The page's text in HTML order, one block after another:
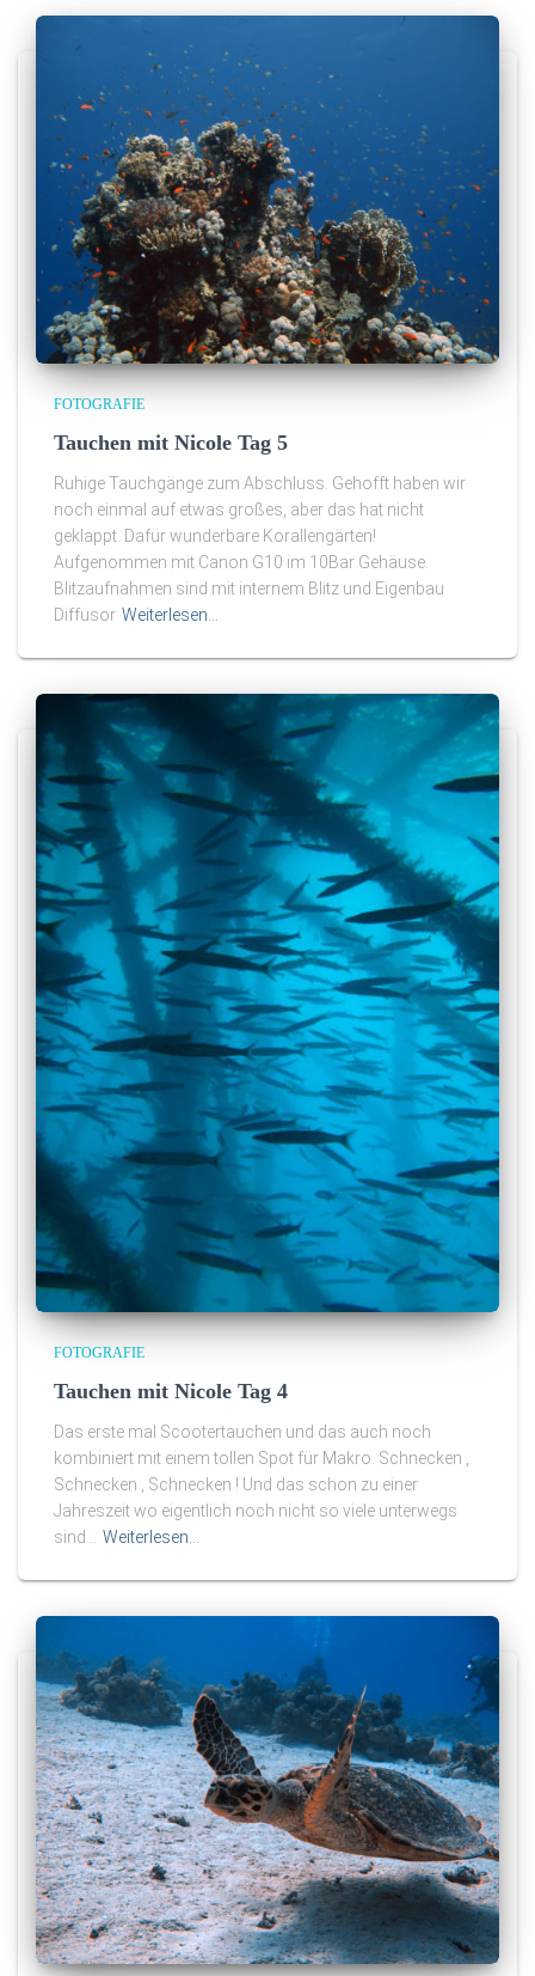
FOTOGRAFIE
Tauchen mit Nicole Tag 5
Ruhige Tauchgänge zum Abschluss. Gehofft haben wir
noch einmal auf etwas großes, aber das hat nicht
geklappt. Dafür wunderbare Korallengärten!
Aufgenommen mit Canon G10 im 10Bar Gehäuse.
Blitzaufnahmen sind mit internem Blitz und Eigenbau
Diffusor Weiterlesen…
FOTOGRAFIE
Tauchen mit Nicole Tag 4
Das erste mal Scootertauchen und das auch noch
kombiniert mit einem tollen Spot für Makro. Schnecken ,
Schnecken , Schnecken ! Und das schon zu einer
Jahreszeit wo eigentlich noch nicht so viele unterwegs
sind…
Weiterlesen…